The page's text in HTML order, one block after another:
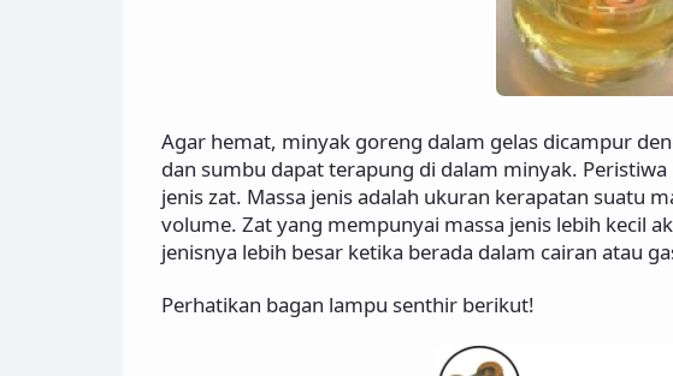
Agar hemat, minyak goreng dalam gelas dicampur
dan sumbu dapat terapung di dalam minyak.
jenis zat. Massa jenis adalah ukuran kerapatan suatu
volume. Zat yang mempunyai massa jenis lebih kecil
jenisnya lebih besar ketika berada dalam cairan atau
Perhatikan bagan lampu senthir berikut!